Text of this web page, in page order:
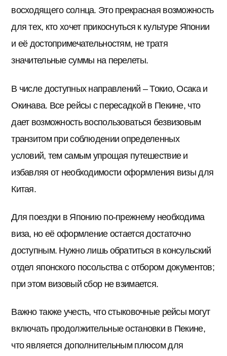
восходящего солнца. Это прекрасная возможность
для тех, кто хочет прикоснуться к культуре Японии
и её достопримечательностям, не тратя
значительные суммы на перелеты.
В числе доступных направлений – Токио, Осака и
Окинава. Все рейсы с пересадкой в Пекине, что
дает возможность воспользоваться безвизовым
транзитом при соблюдении определенных
условий, тем самым упрощая путешествие и
избавляя от необходимости оформления визы для
Китая.
Для поездки в Японию по-прежнему необходима
виза, но её оформление остается достаточно
доступным. Нужно лишь обратиться в консульский
отдел японского посольства с отбором документов;
при этом визовый сбор не взимается.
Важно также учесть, что стыковочные рейсы могут
включать продолжительные остановки в Пекине,
что является дополнительным плюсом для